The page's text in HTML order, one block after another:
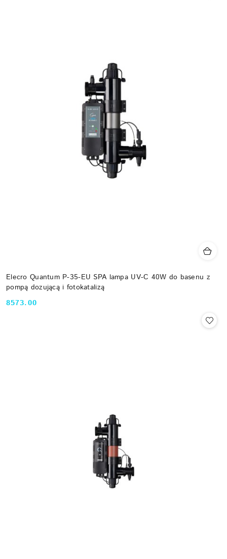
Elecro Quantum P-35-EU SPA lampa UV-C 40W do basenu z
pompą dozującą i fotokatalizą
Cena:
8573.00